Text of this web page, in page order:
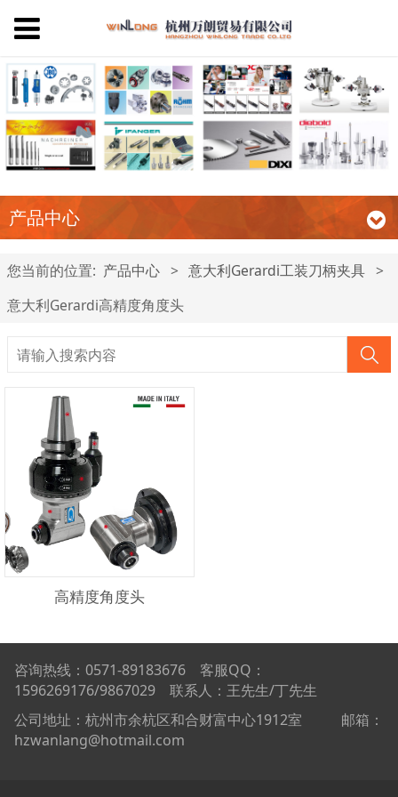
产品中心
您当前的位置: 产品中心 > 意大利Gerardi工装刀柄夹具 >
意大利Gerardi高精度角度头
高精度角度头
咨询热线：0571-89183676 客服QQ：
1596269176/9867029 联系人：王先生/丁先生
公司地址：杭州市余杭区和合财富中心1912室 邮箱：
hzwanlang@hotmail.com